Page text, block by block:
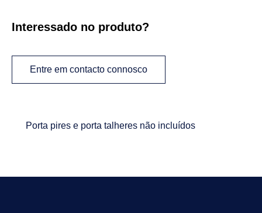
Interessado no produto?
Entre em contacto connosco
Porta pires e porta talheres não incluídos